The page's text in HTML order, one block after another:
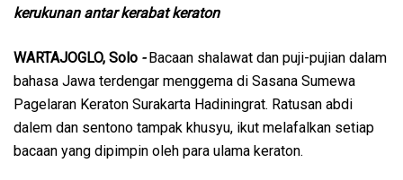
kerukunan antar kerabat keraton
WARTAJOGLO, Solo -Bacaan shalawat dan puji-pujian dalam
bahasa Jawa terdengar menggema di Sasana Sumewa
Pagelaran Keraton Surakarta Hadiningrat. Ratusan abdi
dalem dan sentono tampak khusyu, ikut melafalkan setiap
bacaan yang dipimpin oleh para ulama keraton.